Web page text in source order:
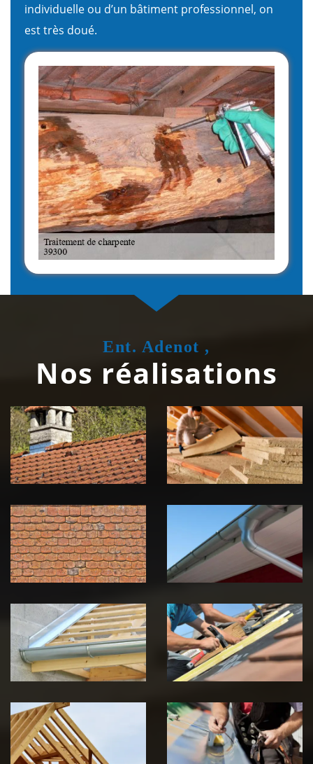
individuelle ou d’un bâtiment professionnel, on
est très doué.
Ent. Adenot ,
Nos réalisations
Couvreur
zingueur 39
Jura
Isolation de
toiture 39
Jura
démoussage de
toiture 39
Jura
pose de
gouttière 39
Jura
Pose de
Chéneau 39
Jura
Réparation de
toiture 39
Jura
Traitement de
charpente 39
Jura
Travaux de
zinguerie 39
Jura